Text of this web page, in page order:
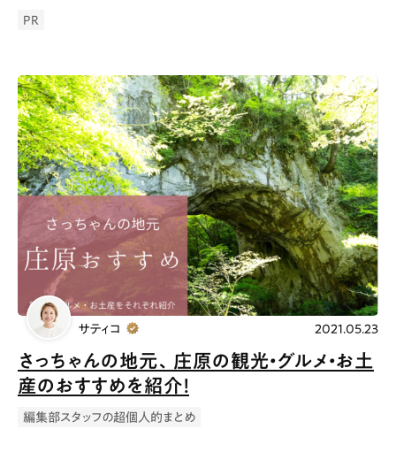
PR
さっちゃんの地元、庄原の観光・グルメ・お土
産のおすすめを紹介！
編集部スタッフの超個人的まとめ
サティコ 2021.05.23